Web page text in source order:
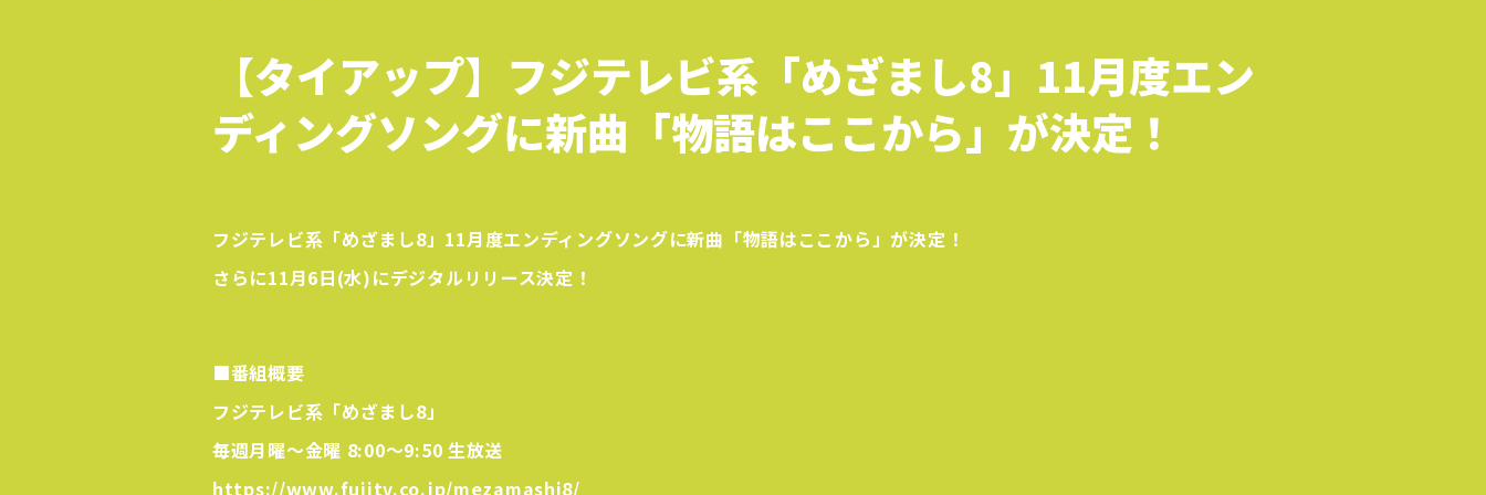
【タイアップ】フジテレビ系「めざまし8」11月度エン
ディングソングに新曲「物語はここから」が決定！
フジテレビ系「めざまし8」11月度エンディングソングに新曲「物語はここから」が決定！
さらに11月6日(水)にデジタルリリース決定！
■番組概要
フジテレビ系「めざまし8」
毎週月曜〜金曜 8:00〜9:50 生放送
https://www.fujitv.co.jp/mezamashi8/